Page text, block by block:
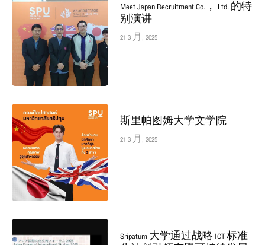
Meet Japan Recruitment Co.， Ltd. 的特
别演讲
21 3 月, 2025
斯里帕图姆大学文学院
21 3 月, 2025
Sripatum 大学通过战略 ICT 标准